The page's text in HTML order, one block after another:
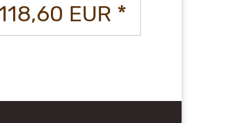
EUR *